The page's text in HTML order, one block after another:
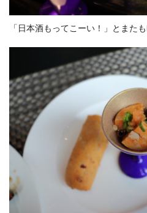
「日本酒もってこーい！」とまた